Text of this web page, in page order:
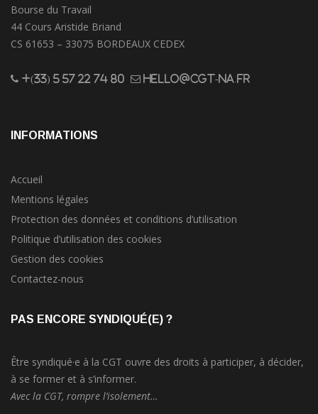
Bourse du Travail
44 Cours Aristide Briand
CS 61653 – 33075 BORDEAUX CEDEX
+(33) 5 57 22 74 80 hello@cgt-na.fr
INFORMATIONS
Accueil
Mentions légales
Protection des données et conditions d’utilisation
Politique d’utilisation des cookies
Gestion des cookies
Contactez-nous
PAS ENCORE SYNDIQUÉ(E) ?
Être syndiqué·e à la CGT ouvre des droits à participer, à décider,
à se former et à s’informer.
Avec la CGT, rompre l’isolement…